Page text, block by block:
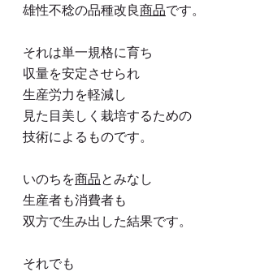
雄性不稔の品種改良商品です。
それは単一規格に育ち
収量を安定させられ
生産労力を軽減し
見た目美しく栽培するための
技術によるものです。
いのちを商品とみなし
生産者も消費者も
双方で生み出した結果です。
それでも